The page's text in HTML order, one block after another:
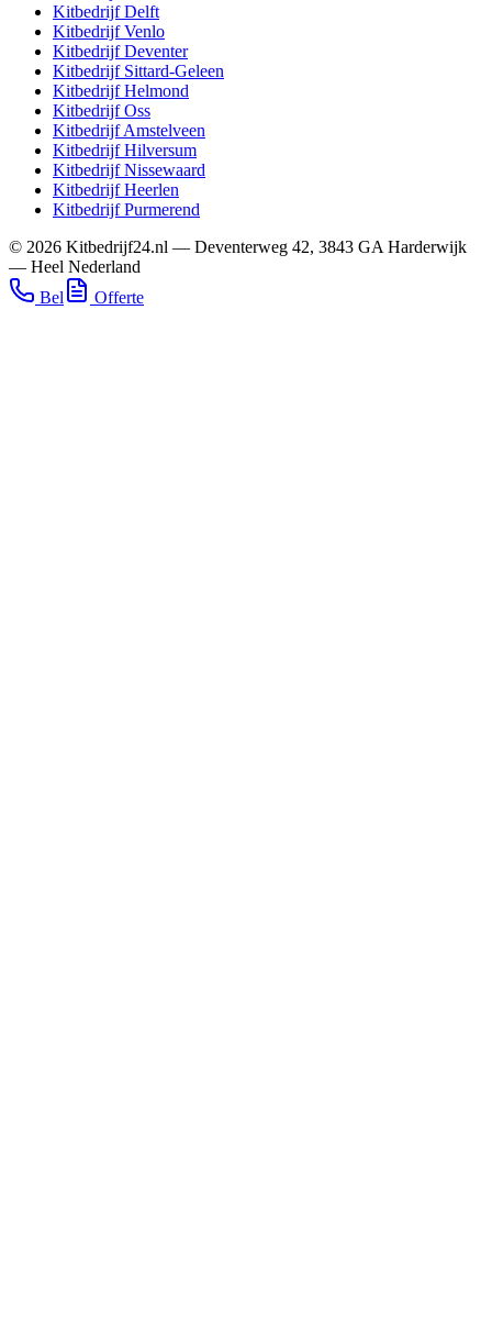
KitbedrijfDelft
KitbedrijfVenlo
KitbedrijfDeventer
Kitbedrijf Sittard-Geleen
KitbedrijfHelmond
KitbedrijfOss
KitbedrijfAmstelveen
KitbedrijfHilversum
KitbedrijfNissewaard
KitbedrijfHeerlen
KitbedrijfPurmerend
© 2026 Kitbedrijf24.nl — Deventerweg 42, 3843 GA Harderwijk
— Heel Nederland
Bel
Offerte